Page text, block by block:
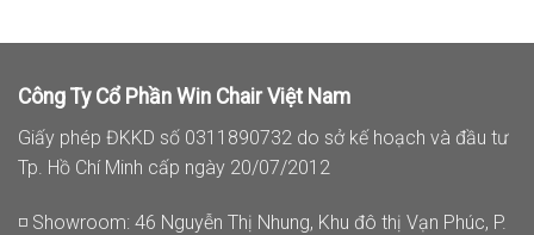
Công Ty Cổ Phần Win Chair Việt Nam
Giấy phép ĐKKD số 0311890732 do sở kế hoạch và đầu tư
Tp. Hồ Chí Minh cấp ngày 20/07/2012
◽ Showroom: 46 Nguyễn Thị Nhung, Khu đô thị Vạn Phúc, P.